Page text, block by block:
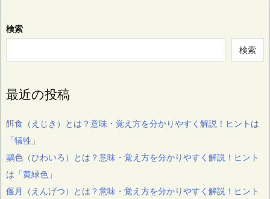
検索
検索
最近の投稿
餌食（えじき）とは？意味・覚え方を分かりやすく解説！ヒントは
「犠牲」
鶸色（ひわいろ）とは？意味・覚え方を分かりやすく解説！ヒント
は「黄緑色」
偃月（えんげつ）とは？意味・覚え方を分かりやすく解説！ヒント